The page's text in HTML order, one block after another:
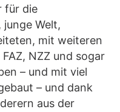
für die
Welt,
mit weiteren
NZZ und sogar
– und mit viel
– und dank
aus der